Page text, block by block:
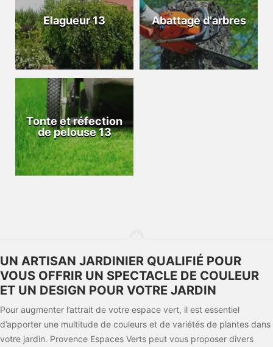
Elagueur 13 Abattage d'arbres
Tonte et réfection
de pelouse 13
UN ARTISAN JARDINIER QUALIFIÉ POUR
VOUS OFFRIR UN SPECTACLE DE COULEUR
ET UN DESIGN POUR VOTRE JARDIN
Pour augmenter l’attrait de votre espace vert, il est essentiel
d’apporter une multitude de couleurs et de variétés de plantes dans
votre jardin. Provence Espaces Verts peut vous proposer divers